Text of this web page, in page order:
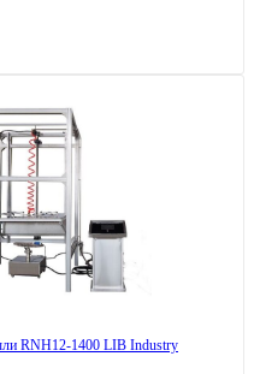
RNH12-1400 LIB Industry